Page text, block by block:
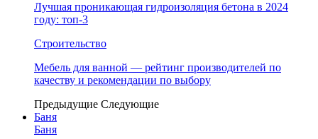
Лучшая проникающая гидроизоляция бетона в 2024
году: топ-3
Строительство
Мебель для ванной — рейтинг производителей по
качеству и рекомендации по выбору
Предыдущие Следующие
Баня
Баня